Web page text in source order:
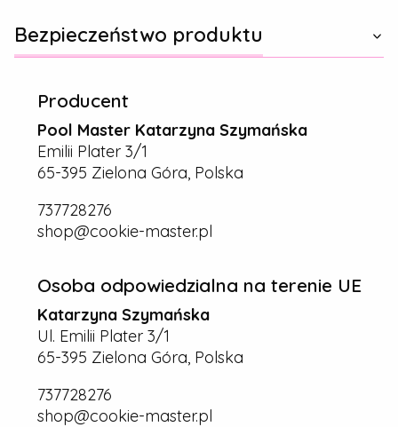
Bezpieczeństwo produktu
Producent
Pool Master Katarzyna Szymańska
Emilii Plater 3/1
65-395 Zielona Góra, Polska
737728276
shop@cookie-master.pl
Osoba odpowiedzialna na terenie UE
Katarzyna Szymańska
Ul. Emilii Plater 3/1
65-395 Zielona Góra, Polska
737728276
shop@cookie-master.pl